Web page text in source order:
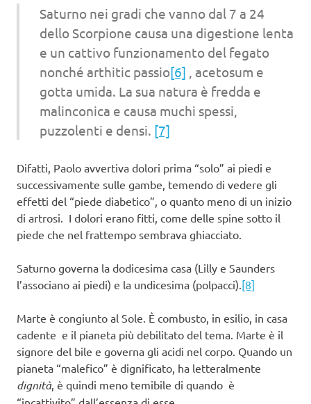
Saturno nei gradi che vanno dal 7 a 24
dello Scorpione causa una digestione lenta
e un cattivo funzionamento del fegato
nonché arthitic passio[6] , acetosum e
gotta umida. La sua natura è fredda e
malinconica e causa muchi spessi,
puzzolenti e densi. [7]
Difatti, Paolo avvertiva dolori prima “solo” ai piedi e
successivamente sulle gambe, temendo di vedere gli
effetti del “piede diabetico”, o quanto meno di un inizio
di artrosi. I dolori erano fitti, come delle spine sotto il
piede che nel frattempo sembrava ghiacciato.
Saturno governa la dodicesima casa (Lilly e Saunders
l’associano ai piedi) e la undicesima (polpacci).[8]
Marte è congiunto al Sole. È combusto, in esilio, in casa
cadente e il pianeta più debilitato del tema. Marte è il
signore del bile e governa gli acidi nel corpo. Quando un
pianeta “malefico” è dignificato, ha letteralmente
dignità, è quindi meno temibile di quando è